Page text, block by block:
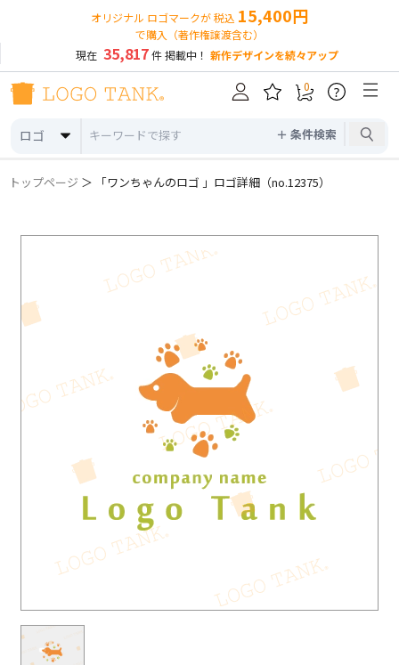
オリジナル ロゴマークが 税込 15,400円
で購入（著作権譲渡含む）
現在 35,817件 掲載中！ 新作デザインを続々アップ
ロゴ ＋ 条件検索
0 ?
トップページ ＞ 「ワンちゃんのロゴ 」ロゴ詳細（no.12375）